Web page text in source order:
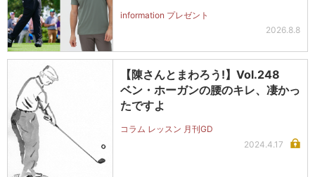
information プレゼント
2026.8.8
【陳さんとまわろう!】Vol.248
ベン・ホーガンの腰のキレ、凄かっ
たですよ
コラム レッスン 月刊GD
2024.4.17